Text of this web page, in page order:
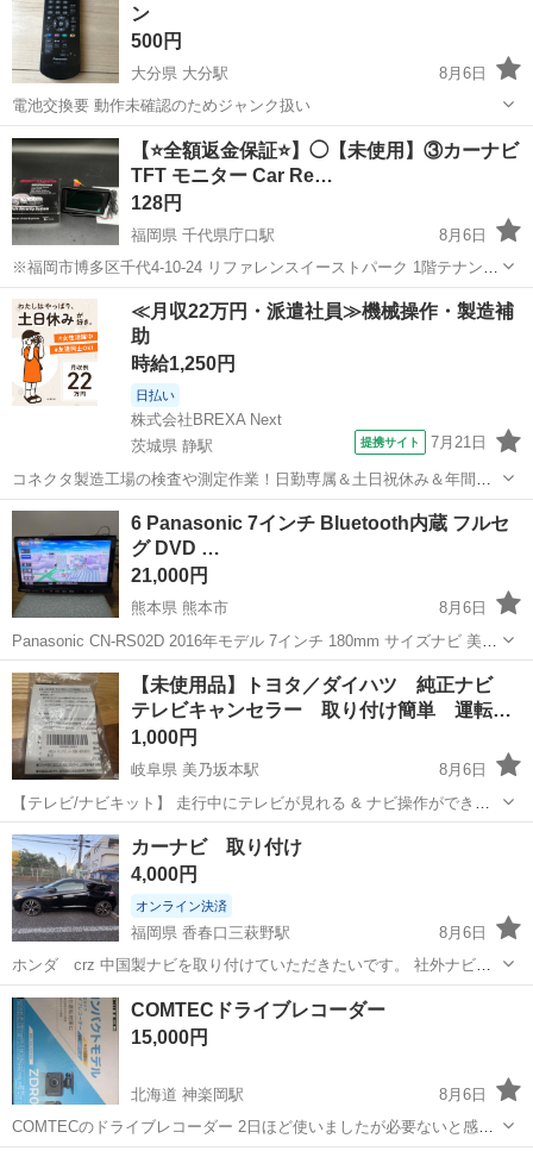
ン
500円
大分県 大分駅
8月6日
電池交換要 動作未確認のためジャンク扱い
大分 大分市 大分駅 カーナビ、テレビ パナソニック
【⭐️全額返金保証⭐️】◯【未使用】③カーナビ
TFT モニター Car Re…
128円
福岡県 千代県庁口駅
8月6日
※福岡市博多区千代4-10-24 リファレンスイーストパーク 1階テナント
での受け渡しになります。 配達ご希望の方は要相談できます！ 【メ
ーカー名/商品名/型番】 【⭐️全額返金保証⭐️】◯【未使用】③カーナ...
福岡 福岡市 千代県庁口駅 カーナビ、テレビ 商品
≪月収22万円・派遣社員≫機械操作・製造補
助
時給1,250円
日払い
株式会社BREXA Next
茨城県 静駅
提携サイト 7月21日
コネクタ製造工場の検査や測定作業！日勤専属＆土日祝休み＆年間休
日128日★クリーンルーム内作業★マイカー通勤OK＆無料駐車場あり
★就業先食堂利用可！日払い制度あり！《茨城県常陸大宮市》 人気の
工場のお仕事 ◇コネクタ製造工...
茨城 常陸大宮市 その他
6 Panasonic 7インチ Bluetooth内蔵 フルセ
グ DVD …
21,000円
熊本県 熊本市
8月6日
Panasonic CN-RS02D 2016年モデル 7インチ 180mm サイズナビ 美品
です Bluetoothオーディオ､ハンズフリー対応 フルセグ地デジチューナ
ー対応 HDMI USB SD DVD CD ...
熊本 熊本市 カーナビ、テレビ フルセグ
【未使用品】トヨタ／ダイハツ 純正ナビ
テレビキャンセラー 取り付け簡単 運転…
1,000円
岐阜県 美乃坂本駅
8月6日
【テレビ/ナビキット】 走行中にテレビが見れる & ナビ操作ができる
キット トヨタ/ダイハツ ディーラーオプションナビ 取説付 簡単取付
最新型スイッチ H211 トヨタ ディーラーオプションナビ 2023-2018
年...
岐阜 中津川市 美乃坂本駅 カーナビ、テレビ
カーナビ 取り付け
4,000円
オンライン決済
福岡県 香春口三萩野駅
8月6日
ホンダ crz 中国製ナビを取り付けていただきたいです。 社外ナビを
純正バックモニターと繋ぎたいですが、中国製のナビにもバックカメ
ラついているのでどちらかで連動させたいです。 内装剥がしなど必要
な場合はプラス1000円い...
福岡 北九州市 香春口三萩野駅 カーナビ、テレビ
カーナビ
COMTECドライブレコーダー
15,000円
北海道 神楽岡駅
8月6日
COMTECのドライブレコーダー 2日ほど使いましたが必要ないと感じ
たので出品します